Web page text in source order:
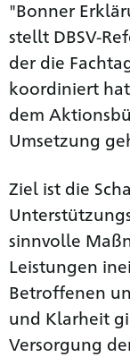
"Bonner
stellt DBSV-
der die
koordiniert
dem
Umsetzung
Ziel ist die
sinnvolle
Leistungen
Betroffenen
und Klarheit
Versorgung